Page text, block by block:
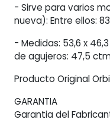
854
/
cantidad
- Sirve para varios
nueva): Entre ellos:
- Medidas: 53,6 x
de agujeros: 47,5
Producto Original
GARANTIA
Garantia del